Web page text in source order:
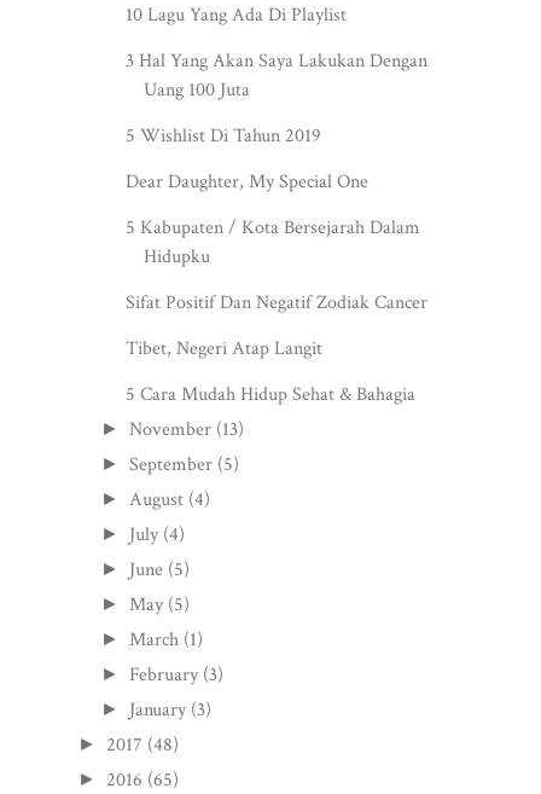
10 Lagu Yang Ada Di Playlist
3 Hal Yang Akan Saya Lakukan Dengan
Uang 100 Juta
5 Wishlist Di Tahun 2019
Dear Daughter, My Special One
5 Kabupaten / Kota Bersejarah Dalam
Hidupku
Sifat Positif Dan Negatif Zodiak Cancer
Tibet, Negeri Atap Langit
5 Cara Mudah Hidup Sehat & Bahagia
►November (13)
►September (5)
► August (4)
► July (4)
► June (5)
► May (5)
► March (1)
► February (3)
► January (3)
► 2017 (48)
► 2016 (65)